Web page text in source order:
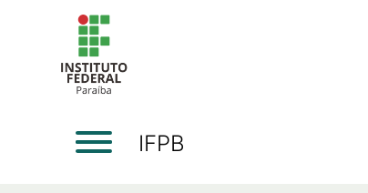
IFPB